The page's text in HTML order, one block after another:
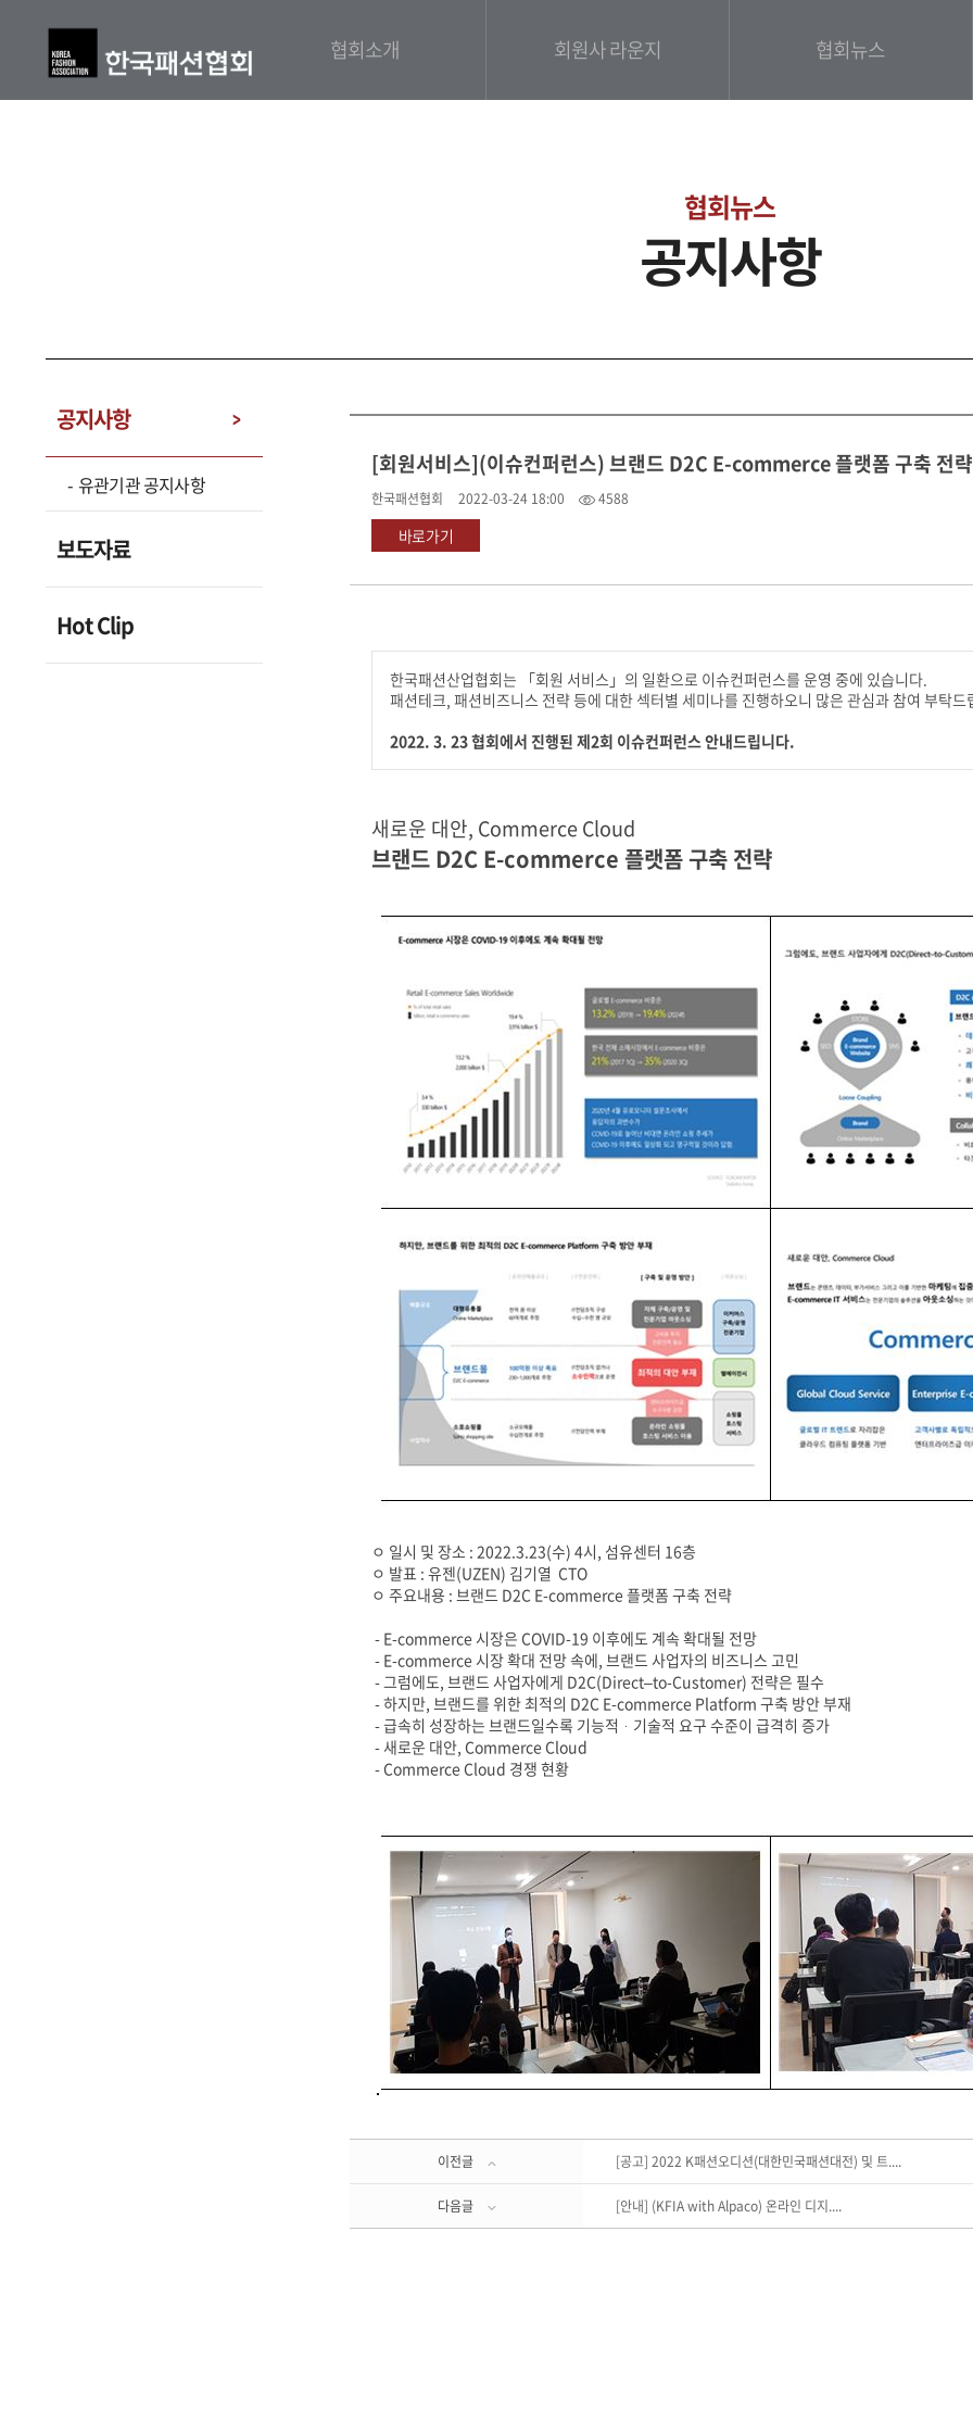
협회소개 회원사 라운지 협회뉴스
협회뉴스
공지사항
공지사항
유관기관 공지사항
보도자료
Hot Clip
[회원서비스](이슈컨퍼런스) 브랜드 D2C E-commerce 플랫폼 구축 전
한국패션협회 2022-03-24 18:00 4588
바로가기
한국패션산업협회는 「회원 서비스」의 일환으로 이슈컨퍼런스를 운영 중에 있습니다.
패션테크, 패션비즈니스 전략 등에 대한 섹터별 세미나를 진행하오니 많은 관심과 참여 부탁드
2022. 3. 23 협회에서 진행된 제2회 이슈컨퍼런스 안내드립니다.
새로운 대안, Commerce Cloud
브랜드 D2C E-commerce 플랫폼 구축 전략
ㅇ 일시 및 장소 : 2022.3.23(수) 4시, 섬유센터 16층
ㅇ 발표 : 유젠(UZEN) 김기열 CTO
ㅇ 주요내용 : 브랜드 D2C E-commerce 플랫폼 구축 전략
- E-commerce 시장은 COVID-19 이후에도 계속 확대될 전망
- E-commerce 시장 확대 전망 속에, 브랜드 사업자의 비즈니스 고민
- 그럼에도, 브랜드 사업자에게 D2C(Direct–to-Customer) 전략은 필수
- 하지만, 브랜드를 위한 최적의 D2C E-commerce Platform 구축 방안 부재
- 급속히 성장하는 브랜드일수록 기능적ᆞ기술적 요구 수준이 급격히 증가
- 새로운 대안, Commerce Cloud
- Commerce Cloud 경쟁 현황
이전글 [공고] 2022 K패션오디션(대한민국패션대전) 및 트....
다음글 [안내] (KFIA with Alpaco) 온라인 디지....